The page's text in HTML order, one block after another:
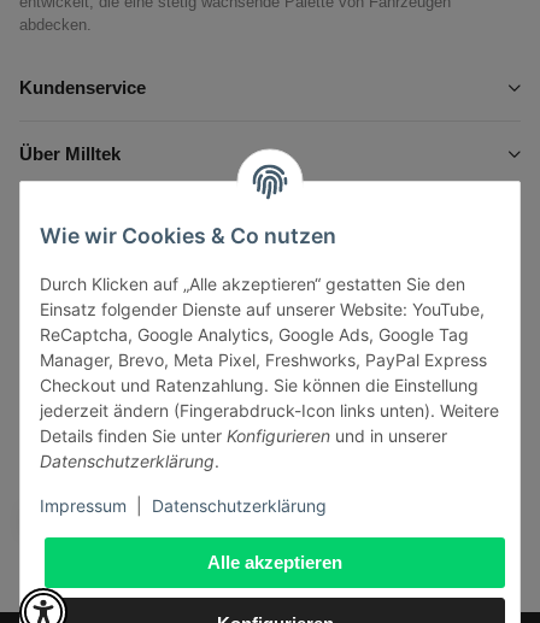
Alle akzeptieren
Wie wir Cookies & Co nutzen
Durch Klicken auf „Alle akzeptieren“ gestatten Sie den
Einsatz folgender Dienste auf unserer Website: YouTube,
ReCaptcha, Google Analytics, Google Ads, Google Tag
Manager, Brevo, Meta Pixel, Freshworks, PayPal Express
Checkout und Ratenzahlung. Sie können die Einstellung
jederzeit ändern (Fingerabdruck-Icon links unten). Weitere
Details finden Sie unter Konfigurieren und in unserer
Datenschutzerklärung.
Impressum Datenschutzerklärung
abdecken.
Kundenservice
Über Milltek
Gesetzliche Informationen
Vertrag widerrufen
Sicher bezahlen via: